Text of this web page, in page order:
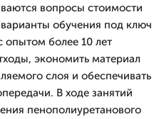
вопросы стоимости
обучения под ключ
опытом более 10 лет
экономить материал
слоя и обеспечивать
В ходе занятий
пенополиуретанового